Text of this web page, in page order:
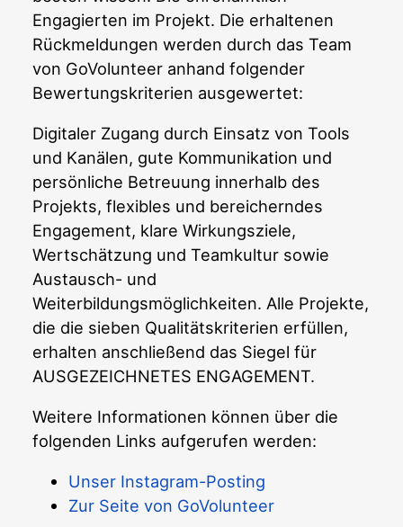
Engagierten im Projekt. Die erhaltenen
Rückmeldungen werden durch das Team
von GoVolunteer anhand folgender
Bewertungskriterien ausgewertet:
Digitaler Zugang durch Einsatz von Tools
und Kanälen, gute Kommunikation und
persönliche Betreuung innerhalb des
Projekts, flexibles und bereicherndes
Engagement, klare Wirkungsziele,
Wertschätzung und Teamkultur sowie
Austausch- und
Weiterbildungsmöglichkeiten. Alle Projekte,
die die sieben Qualitätskriterien erfüllen,
erhalten anschließend das Siegel für
AUSGEZEICHNETES ENGAGEMENT.
Weitere Informationen können über die
folgenden Links aufgerufen werden:
Unser Instagram-Posting
Zur Seite von GoVolunteer